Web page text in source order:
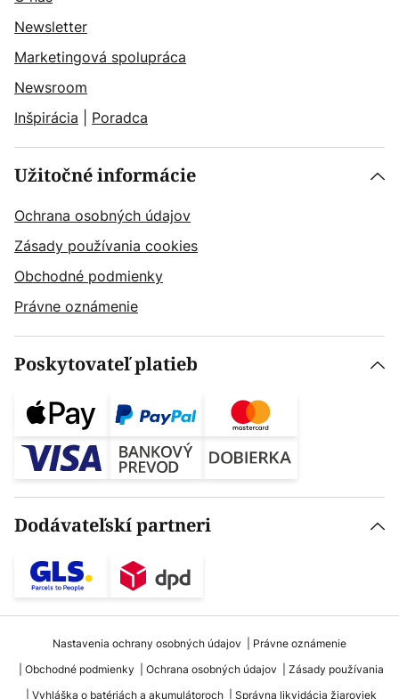
Newsletter
Marketingová spolupráca
Newsroom
Inšpirácia
Poradca
Užitočné informácie
Ochrana osobných údajov
Zásady používania cookies
Obchodné podmienky
Právne oznámenie
Poskytovateľ platieb
Dodávateľskí partneri
Nastavenia ochrany osobných údajov
Právne oznámenie
Obchodné podmienky
Ochrana osobných údajov
Zásady používania
Vyhláška o batériách a akumulátoroch
Správna likvidácia žiaroviek